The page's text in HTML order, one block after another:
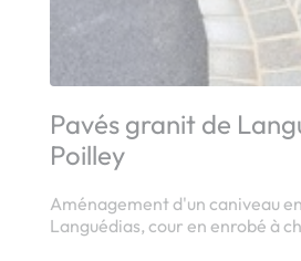
Pavés granit de
Poilley
Aménagement d'un caniveau
Languédias, cour en enrobé à